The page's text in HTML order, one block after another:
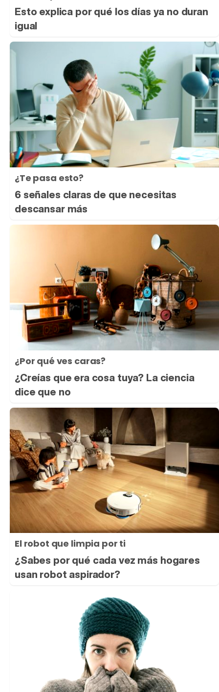
Esto explica por qué los días ya no duran
igual
¿Te pasa esto?
6 señales claras de que necesitas
descansar más
¿Por qué ves caras?
¿Creías que era cosa tuya? La ciencia
dice que no
El robot que limpia por ti
¿Sabes por qué cada vez más hogares
usan robot aspirador?